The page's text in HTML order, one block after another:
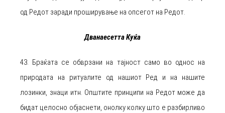
од Редот заради проширување на опсегот на Редот.
Дванаесетта Куќа
43. Браќата се обврзани на тајност само во однос на
природата на ритуалите од нашиот Ред и на нашите
лозинки, знаци итн. Општите принципи на Редот може да
бидат целосно објаснети, онолку колку што е разбирливо